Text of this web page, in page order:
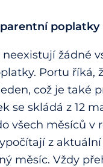
poplatky
žádné
Portu říká,
což je také
se skládá z 12
všech měsíců v
z
měsíc. Vždy